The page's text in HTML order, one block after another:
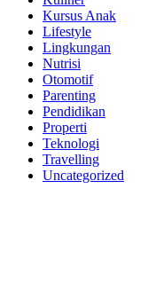
Kursus Anak
Lifestyle
Lingkungan
Nutrisi
Otomotif
Parenting
Pendidikan
Properti
Teknologi
Travelling
Uncategorized